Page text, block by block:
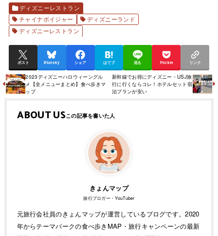
ディズニーレストラン
チャイナボイジャー
ディズニーランド
ディズニーレストラン
ポスト Bluesky シェア はてブ 送る Pocket リンク
2023ディズニーハロウィーングル
メ【全メニューまとめ】食べ歩きマ
ップ
新幹線でお得にディズニー・USJ旅
行に行くならコレ！ホテルセット宿
泊プランが安い
ABOUT US
きょんマップ
旅行ブロガー・YouTuber
元旅行会社員のきょんマップが運営しているブログです。2020
年からテーマパークの食べ歩きMAP・旅行キャンペーンの最新